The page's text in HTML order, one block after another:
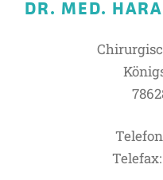
DR. MED.
Telefax: